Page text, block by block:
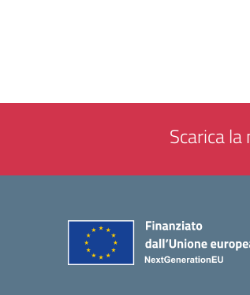
Scarica